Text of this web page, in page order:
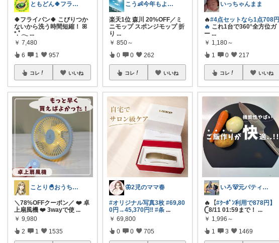
ともどん🍀フライパン料理ある暮らし🍳
🍀フライパン🍀 こびりつか
ないから洗う時間短縮！ ꕤ
*.ﾟ𓂃 ...
￥ 7,480
6 1 957
コレ いいね
ことり🐣おうち時間快適＆UV対策
＼78%OFFクーポン／ ❤️ 卓
上扇風機 ❤️ 3wayで使 ...
￥ 9,980
2 1 1535
こう👶今年もよろしくお願いします🥹
楽天1位 森川 20%OFF／ミ
ニモップ スポンジモップ 折
り ...
￥ 850～
0 0 262
コレ いいね
🦋2児のママ春
#オリジナル写真3枚 #69,80
0円→45,370円‼ #条 ...
￥ 69,800
0 0 705
いっちゃんまま
🔥#4点セットなら1点708円
🔥 これ1台で360°全方位ガ
ー ...
￥ 1,180～
1 0 217
コレ いいね
いろ🐻元パティシエ🍫
🔥【#ｸｰﾎﾟﾝ利用で878円】
𓊆8/11 01:59まで！ ...
￥ 1,996～
1 3 1469